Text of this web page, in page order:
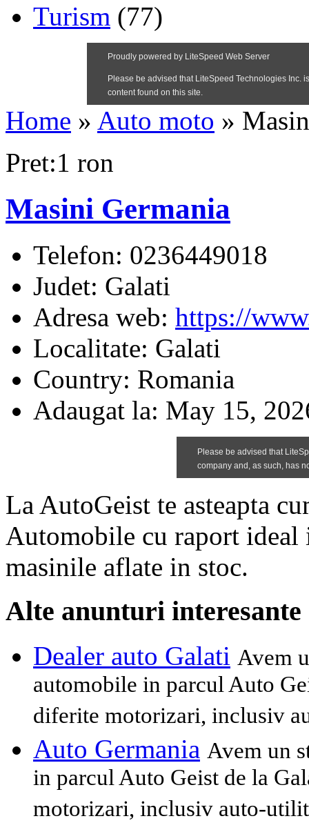
Turism (77)
Home » Auto moto »
Pret:1 ron
Masini Germania
Telefon: 0236449018
Judet: Galati
Adresa web: https://
Localitate: Galati
Country: Romania
Adaugat la: May 15,
La AutoGeist te asteapta
Automobile cu raport ideal
masinile aflate in stoc.
Alte anunturi interesante
Dealer auto Galati Avem
automobile in parcul Auto
diferite motorizari, inclusiv
Auto Germania Avem un
in parcul Auto Geist de la
motorizari, inclusiv auto-